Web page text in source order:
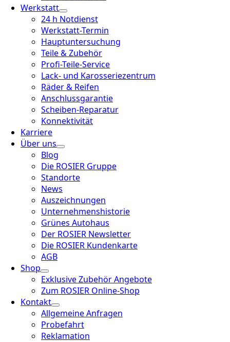
Werkstatt
24 h Notdienst
Werkstatt-Termin
Hauptuntersuchung
Teile & Zubehör
Profi-Teile-Service
Lack- und Karosseriezentrum
Räder & Reifen
Anschlussgarantie
Scheiben-Reparatur
Konnektivität
Karriere
Über uns
Blog
Die ROSIER Gruppe
Standorte
News
Auszeichnungen
Unternehmenshistorie
Grünes Autohaus
Der ROSIER Newsletter
Die ROSIER Kundenkarte
AGB
Shop
Exklusive Zubehör Angebote
Zum ROSIER Online-Shop
Kontakt
Allgemeine Anfragen
Probefahrt
Reklamation